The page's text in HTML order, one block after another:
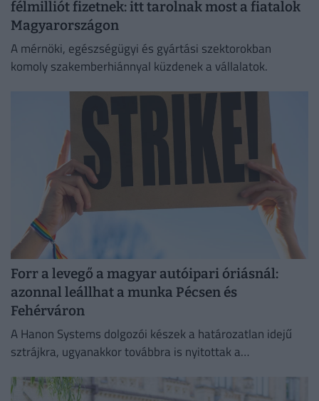
félmilliót fizetnek: itt tarolnak most a fiatalok
Magyarországon
A mérnöki, egészségügyi és gyártási szektorokban
komoly szakemberhiánnyal küzdenek a vállalatok.
Forr a levegő a magyar autóipari óriásnál:
azonnal leállhat a munka Pécsen és
Fehérváron
A Hanon Systems dolgozói készek a határozatlan idejű
sztrájkra, ugyanakkor továbbra is nyitottak a